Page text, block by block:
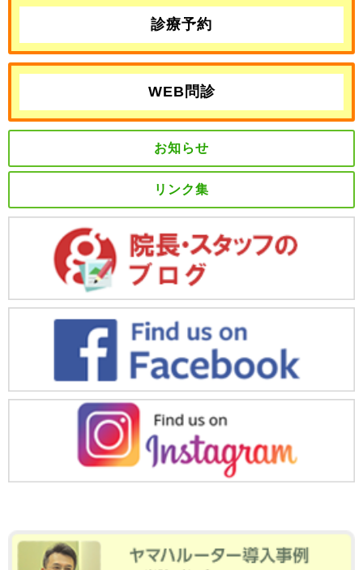
診療予約
WEB問診
お知らせ
リンク集